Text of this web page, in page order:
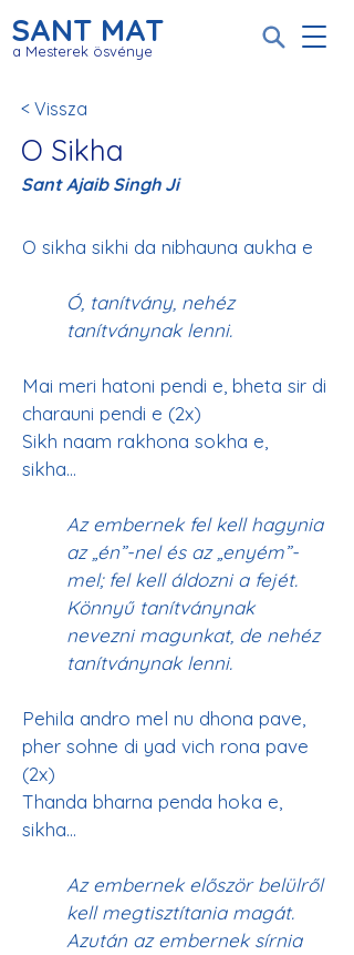
SANT MAT
a Mesterek ösvénye
O Sikha
Sant Ajaib Singh Ji
< Vissza
Ó, tanítvány, nehéz
tanítványnak lenni.
Mai meri hatoni pendi e, bheta sir di
charauni pendi e (2x)
Sikh naam rakhona sokha e,
Az embernek fel kell hagynia
az „én”-nel és az „enyém”-
mel; fel kell áldozni a fejét.
Könnyű tanítványnak
nevezni magunkat, de nehéz
tanítványnak lenni.
Pehila andro mel nu dhona pave,
pher sohne di yad vich rona pave
(2x)
Thanda bharna penda hoka e,
Az embernek először belülről
kell megtisztítania magát.
Azután az embernek sírnia